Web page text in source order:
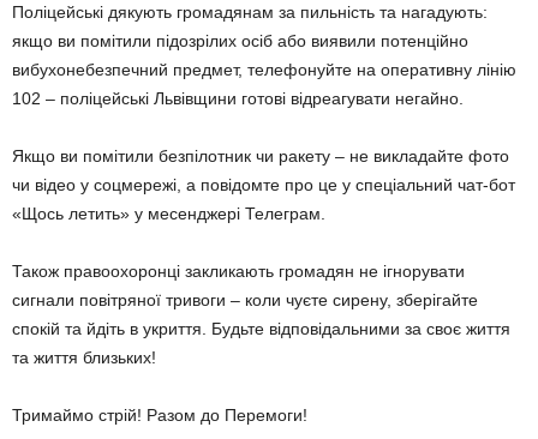
Поліцейські дякують громадянам за пильність та нагадують:
якщо ви помітили підозрілих осіб або виявили потенційно
вибухонебезпечний предмет, телефонуйте на оперативну лінію
102 – поліцейські Львівщини готові відреагувати негайно.
Якщо ви помітили безпілотник чи ракету – не викладайте фото
чи відео у соцмережі, а повідомте про це у спеціальний чат-бот
«Щось летить» у месенджері Телеграм.
Також правоохоронці закликають громадян не ігнорувати
сигнали повітряної тривоги – коли чуєте сирену, зберігайте
спокій та йдіть в укриття. Будьте відповідальними за своє життя
та життя близьких!
Тримаймо стрій! Разом до Перемоги!